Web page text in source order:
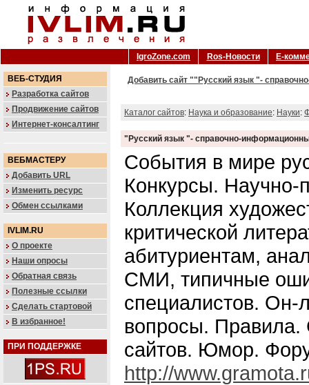
IgroZone.com Ros-Новости Е-
ВЕБ-СТУДИЯ
Разработка сайтов
Продвижение сайтов
Интернет-консалтинг
ВЕБМАСТЕРУ
Добавить URL
Изменить ресурс
Обмен ссылками
IVLIM.RU
О проекте
Наши опросы
Обратная связь
Полезные ссылки
Сделать стартовой
В избранное!
ПРИ ПОДДЕРЖКЕ
Добавить сайт ""Русский язык "-
Каталог сайтов: Наука и образование: Науки:
"Русский язык "- справочно-
События в мире
Конкурсы. Научно-
Коллекция
критической
абитуриентам,
СМИ, типичные
специалистов. Он-
вопросы. Правила.
сайтов. Юмор.
http://